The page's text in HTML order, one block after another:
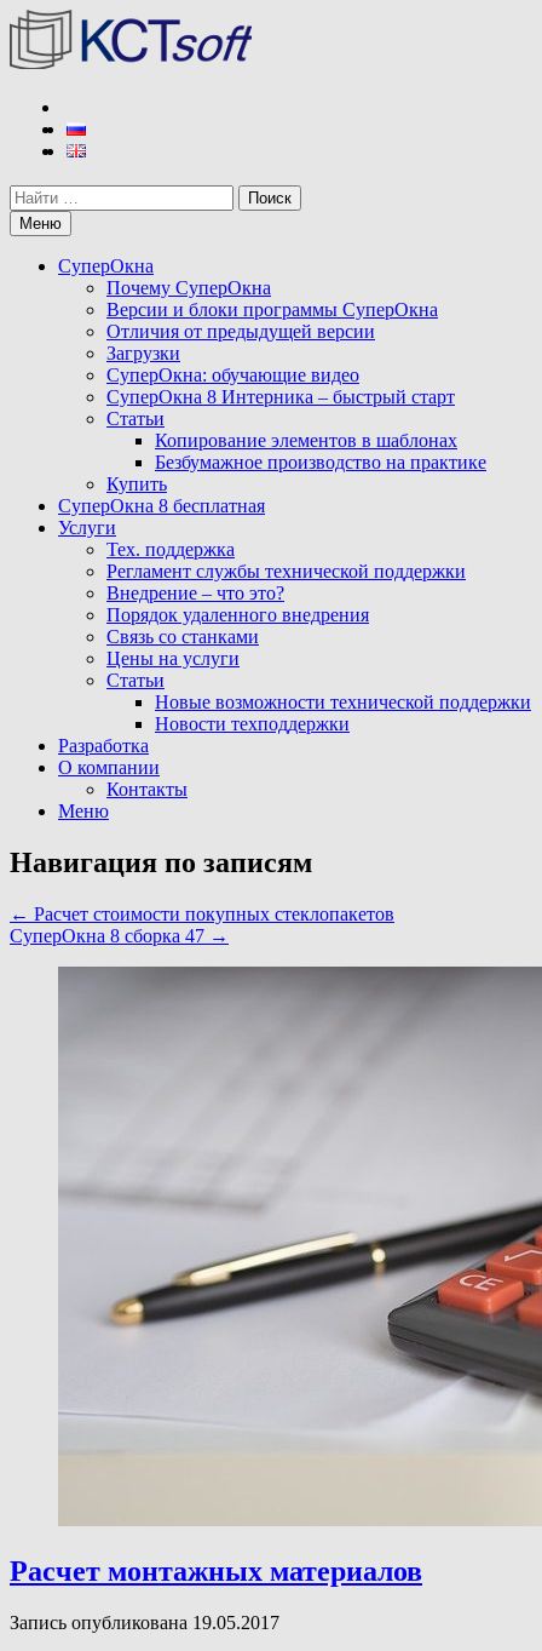
Перейти
содержимому
КСТ софт
Разработчик программы СуперОкна
Поиск
Меню
СуперОкна
Почему СуперОкна
Версии и блоки программы СуперОкна
Отличия от предыдущей версии
Загрузки
СуперОкна: обучающие видео
СуперОкна 8 Интерника – быстрый старт
Статьи
Копирование элементов в шаблонах
Безбумажное производство на практике
Купить
СуперОкна 8 бесплатная
Услуги
Тех. поддержка
Регламент службы технической поддержки
Внедрение – что это?
Порядок удаленного внедрения
Связь со станками
Цены на услуги
Статьи
Новые возможности технической поддержки
Новости техподдержки
Разработка
О компании
Контакты
Меню
Навигация по записям
← Расчет стоимости покупных стеклопакетов
СуперОкна 8 сборка 47 →
Расчет монтажных материалов
Запись опубликована 19.05.2017